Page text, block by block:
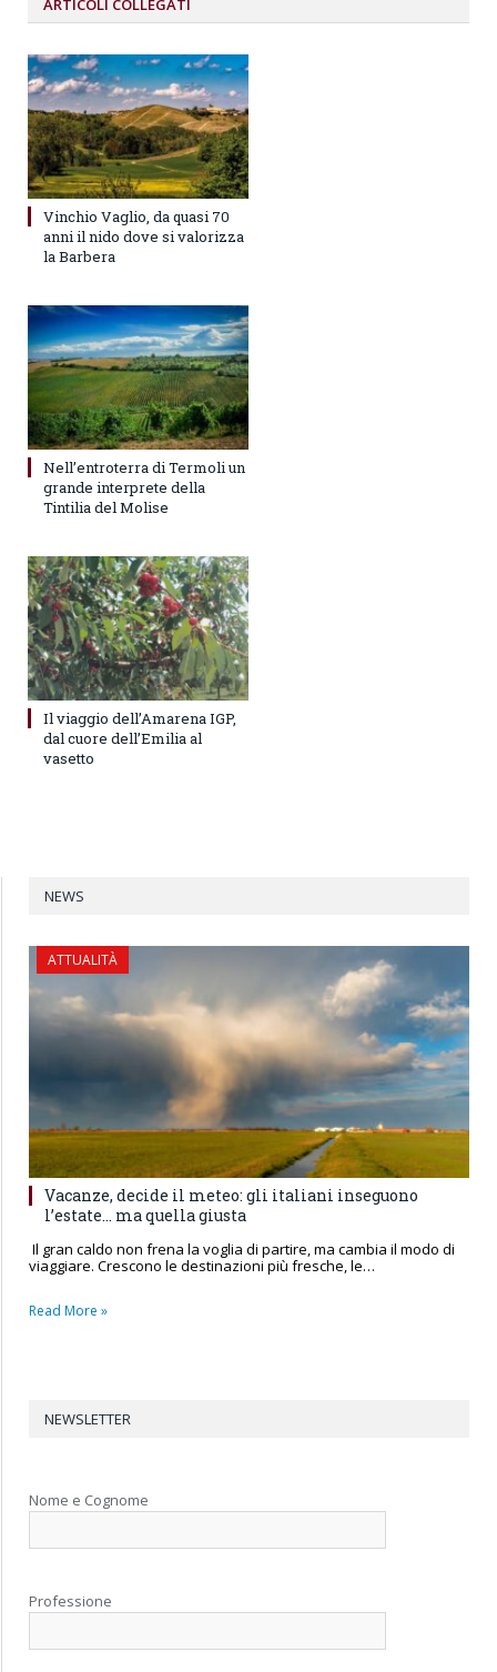
ARTICOLI COLLEGATI
Vinchio Vaglio, da quasi 70
anni il nido dove si valorizza
la Barbera
Nell’entroterra di Termoli un
grande interprete della
Tintilia del Molise
Il viaggio dell’Amarena IGP,
dal cuore dell’Emilia al
vasetto
NEWS
ATTUALITÀ
Vacanze, decide il meteo: gli italiani inseguono
l’estate… ma quella giusta
Il gran caldo non frena la voglia di partire, ma cambia il modo di
viaggiare. Crescono le destinazioni più fresche, le…
Read More »
NEWSLETTER
Nome e Cognome
Professione